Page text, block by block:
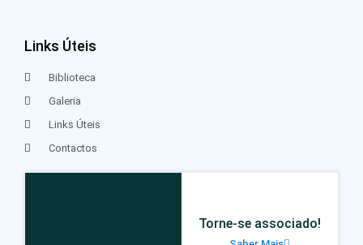
Links Úteis
Biblioteca
Galeria
Links Úteis
Contactos
Torne-se associado!